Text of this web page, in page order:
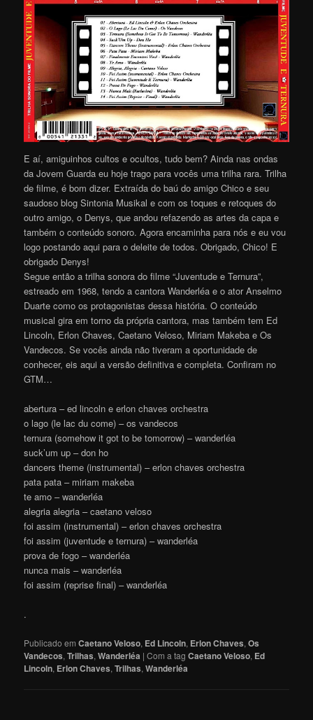
E aí, amiguinhos cultos e ocultos, tudo bem? Ainda nas ondas
da Jovem Guarda eu hoje trago para vocês uma trilha rara. Trilha
de filme, é bom dizer. Extraída do baú do amigo Chico e seu
saudoso blog Sintonia Musikal e com os toques e retoques do
outro amigo, o Denys, que andou refazendo as artes da capa e
também o conteúdo sonoro. Agora encaminha para nós e eu vou
logo postando aqui para o deleite de todos. Obrigado, Chico! E
obrigado Denys!
Segue então a trilha sonora do filme “Juventude e Ternura”,
estreado em 1968, tendo a cantora Wanderléa e o ator Anselmo
Duarte como os protagonistas dessa história. O conteúdo
musical gira em torno da própria cantora, mas também tem Ed
Lincoln, Erlon Chaves, Caetano Veloso, Miriam Makeba e Os
Vandecos. Se vocês ainda não tiveram a oportunidade de
conhecer, eis aqui a versão definitiva e completa. Confiram no
GTM…
abertura – ed lincoln e erlon chaves orchestra
o lago (le lac du come) – os vandecos
ternura (somehow it got to be tomorrow) – wanderléa
suck’um up – don ho
dancers theme (instrumental) – erlon chaves orchestra
pata pata – miriam makeba
te amo – wanderléa
alegria alegria – caetano veloso
foi assim (instrumental) – erlon chaves orchestra
foi assim (juventude e ternura) – wanderléa
prova de fogo – wanderléa
nunca mais – wanderléa
foi assim (reprise final) – wanderléa
.
Publicado em Caetano Veloso, Ed Lincoln, Erlon Chaves,Os
Vandecos,Trilhas,Wanderléa |Com a tagCaetano Veloso, Ed
Lincoln, Erlon Chaves,Trilhas,Wanderléa